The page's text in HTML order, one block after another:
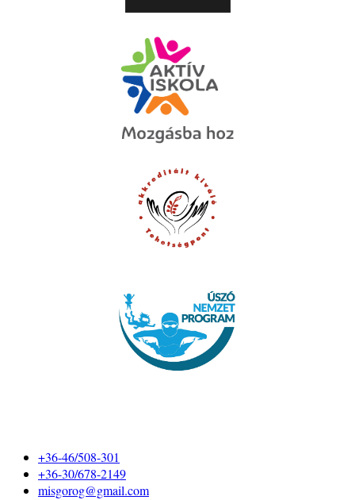
+36-46/508-301
+36-30/678-2149
misgorog@gmail.com